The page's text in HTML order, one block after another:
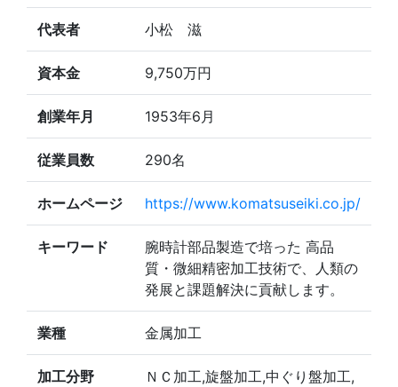
代表者 小松 滋
資本金 9,750万円
創業年月 1953年6月
従業員数 290名
ホームページ https://www.komatsuseiki.co.jp/
キーワード
腕時計部品製造で培った 高品
質・微細精密加工技術で、人類の
発展と課題解決に貢献します。
業種 金属加工
加工分野
ＮＣ加工,旋盤加工,中ぐり盤加工,